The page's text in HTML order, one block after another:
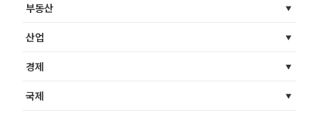
부동산
산업
경제
국제